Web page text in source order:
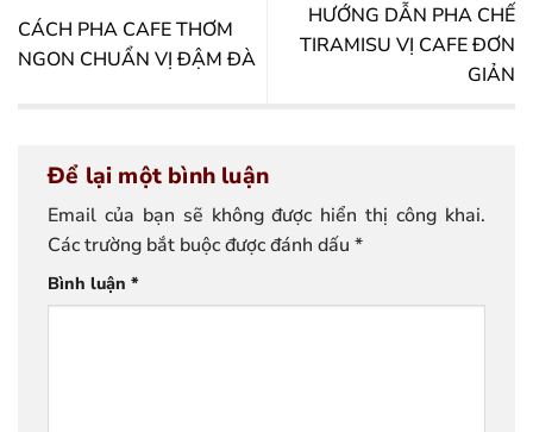
CÁCH PHA CAFE THƠM
NGON CHUẨN VỊ ĐẬM ĐÀ
HƯỚNG DẪN PHA CHẾ
TIRAMISU VỊ CAFE ĐƠN
GIẢN
Để lại một bình luận
Email của bạn sẽ không được hiển thị công khai.
Các trường bắt buộc được đánh dấu *
Bình luận *